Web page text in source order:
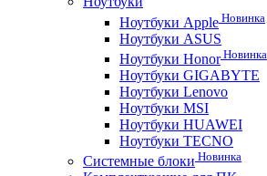
Ноутбуки Apple Новинка
Ноутбуки ASUS
Ноутбуки HonorНовинка
Ноутбуки GIGABYTE
Ноутбуки Lenovo
Ноутбуки MSI
Ноутбуки HUAWEI
Ноутбуки TECNO
Системные блоки Новинка